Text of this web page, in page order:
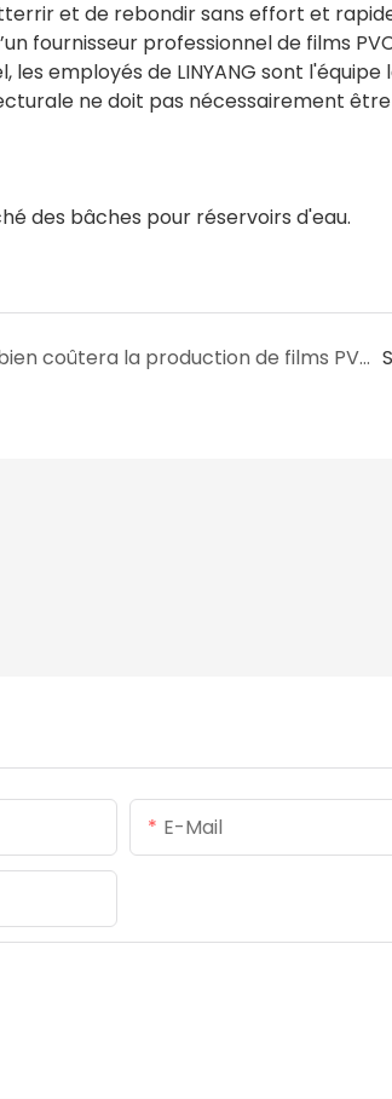
et de rebondir sans effort et
fournisseur professionnel de films
employés de LINYANG sont l'équipe
ne doit pas nécessairement être
des bâches pour réservoirs d'eau.
Combien coûtera la production de films PVC transparents ?
E-Mail